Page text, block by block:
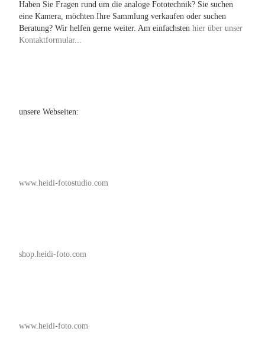
Haben Sie Fragen rund um die analoge Fototechnik? Sie suchen
eine Kamera, möchten Ihre Sammlung verkaufen oder suchen
Beratung? Wir helfen gerne weiter. Am einfachsten hier über unser
Kontaktformular...
unsere Webseiten:
www.heidi-fotostudio.com
shop.heidi-foto.com
www.heidi-foto.com